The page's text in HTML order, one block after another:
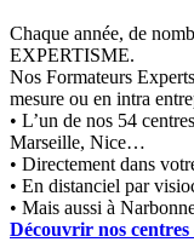
Chaque année, de
EXPERTISME.
Nos Formateurs
mesure ou en intra
• L’un de nos 54
Marseille, Nice…
• Directement dans
• En distanciel par
• Mais aussi à
Découvrir nos